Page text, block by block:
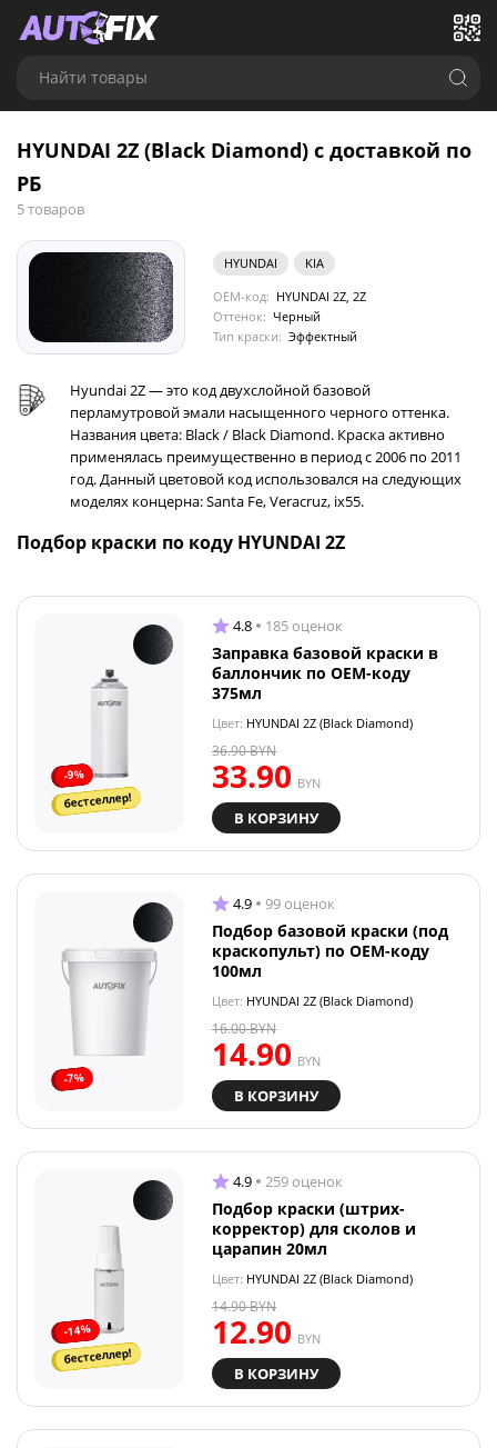
Найти товары
HYUNDAI 2Z (Black Diamond) с доставкой по
РБ
5 товаров
HYUNDAI
KIA
OEM-код: HYUNDAI 2Z, 2Z
Оттенок: Черный
Тип краски: Эффектный
Hyundai 2Z — это код двухслойной базовой
перламутровой эмали насыщенного черного оттенка.
Названия цвета: Black / Black Diamond. Краска активно
применялась преимущественно в период с 2006 по 2011
год. Данный цветовой код использовался на следующих
моделях концерна: Santa Fe, Veracruz, ix55.
Подбор краски по коду HYUNDAI 2Z
-9%
бестселлер!
4.8 185 оценок
Заправка базовой краски в
баллончик по OEM-коду
375мл
Цвет: HYUNDAI 2Z (Black Diamond)
33.90 BYN
36.90BYN
В КОРЗИНУ
-7%
4.9 99 оценок
Подбор базовой краски (под
краскопульт) по OEM-коду
100мл
Цвет: HYUNDAI 2Z (Black Diamond)
14.90 BYN
16.00BYN
В КОРЗИНУ
-14%
бестселлер!
4.9 259 оценок
Подбор краски (штрих-
корректор) для сколов и
царапин 20мл
Цвет: HYUNDAI 2Z (Black Diamond)
12.90 BYN
14.90BYN
В КОРЗИНУ